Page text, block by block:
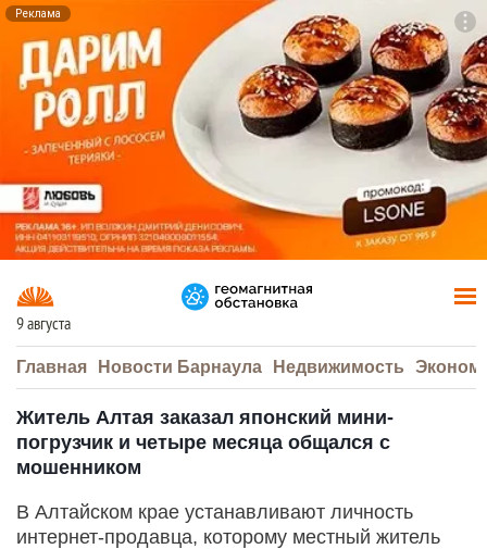
Реклама
9 августа
Главная Новости Барнаула Недвижимость
Житель Алтая заказал японский мини-
погрузчик и четыре месяца общался с
мошенником
В Алтайском крае устанавливают личность
интернет-продавца, которому местный житель